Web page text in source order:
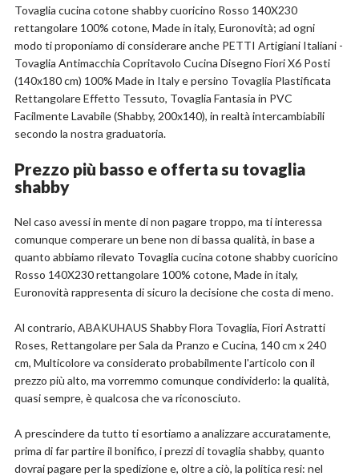
Tovaglia cucina cotone shabby cuoricino Rosso 140X230
rettangolare 100% cotone, Made in italy, Euronovità; ad ogni
modo ti proponiamo di considerare anche PETTI Artigiani Italiani -
Tovaglia Antimacchia Copritavolo Cucina Disegno Fiori X6 Posti
(140x180 cm) 100% Made in Italy e persino Tovaglia Plastificata
Rettangolare Effetto Tessuto, Tovaglia Fantasia in PVC
Facilmente Lavabile (Shabby, 200x140), in realtà intercambiabili
secondo la nostra graduatoria.
Prezzo più basso e offerta su tovaglia
shabby
Nel caso avessi in mente di non pagare troppo, ma ti interessa
comunque comperare un bene non di bassa qualità, in base a
quanto abbiamo rilevato Tovaglia cucina cotone shabby cuoricino
Rosso 140X230 rettangolare 100% cotone, Made in italy,
Euronovità rappresenta di sicuro la decisione che costa di meno.
Al contrario, ABAKUHAUS Shabby Flora Tovaglia, Fiori Astratti
Roses, Rettangolare per Sala da Pranzo e Cucina, 140 cm x 240
cm, Multicolore va considerato probabilmente l'articolo con il
prezzo più alto, ma vorremmo comunque condividerlo: la qualità,
quasi sempre, è qualcosa che va riconosciuto.
A prescindere da tutto ti esortiamo a analizzare accuratamente,
prima di far partire il bonifico, i prezzi di tovaglia shabby, quanto
dovrai pagare per la spedizione e, oltre a ciò, la politica resi: nel